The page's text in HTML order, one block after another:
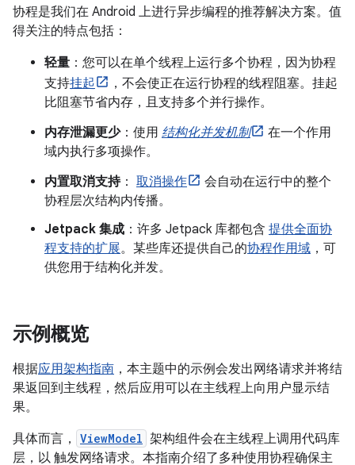
协程是我们在 Android 上进行异步编程的推荐解决方案。值
得关注的特点包括：
轻量 ：您可以在单个线程上运行多个协程，因为协程
支持挂起 ，不会使正在运行协程的线程阻塞。 挂起
比阻塞节省内存，且支持多个并行操作。
内存泄漏更少：使用 结构化并发机制
在一个作用
域内执行多项操作。
内置取消支持： 取消操作
会自动在运行中的整个
协程层次结构内传播。
Jetpack 集成 ：许多 Jetpack 库都包含 提供全面协
程支持的扩展。某些库还提供自己的协程作用域 ，可
供您用于结构化并发。
示例概览
根据应用架构指南 ，本主题中的示例会发出网络请求并将结
果返回到主线程，然后应用可以在主线程上向用户显示结
果。
具体而言，
ViewModel 架构组件会在主线程上调用代码库
层，以 触发网络请求。本指南介绍了多种使用协程确保主